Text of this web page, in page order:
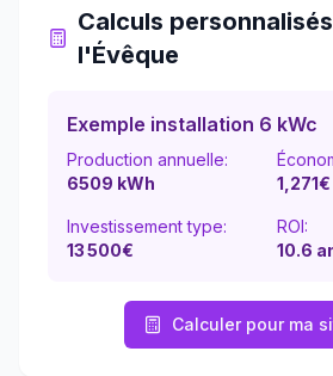
Calculs personnalisés
l'Évêque
Exemple installation 6 kWc
Production annuelle:
6509 kWh
1,271€
Investissement type:
13 500€
ROI:
10.6
Calculer pour ma